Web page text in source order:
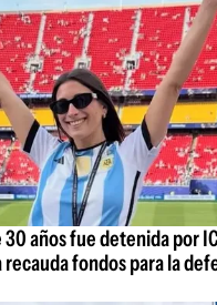
años fue detenida por
fondos para la